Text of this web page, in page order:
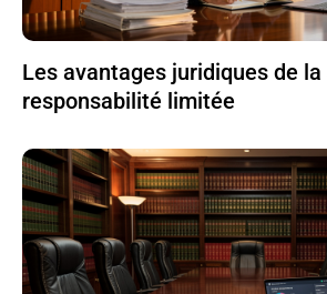
Les avantages juridiques de
responsabilité limitée